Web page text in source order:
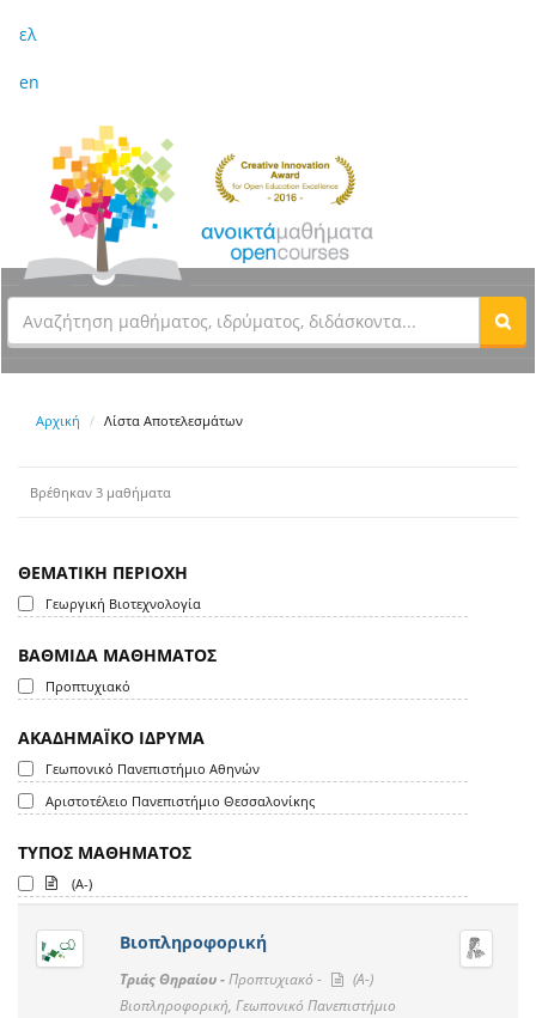
ελ
en
Αρχική Λίστα Αποτελεσμάτων
Βρέθηκαν 3 μαθήματα
ΘΕΜΑΤΙΚΗ ΠΕΡΙΟΧΗ
Γεωργική Βιοτεχνολογία
ΒΑΘΜΙΔΑ ΜΑΘΗΜΑΤΟΣ
Προπτυχιακό
ΑΚΑΔΗΜΑΪΚΟ ΙΔΡΥΜΑ
Γεωπονικό Πανεπιστήμιο Αθηνών
Αριστοτέλειο Πανεπιστήμιο Θεσσαλονίκης
ΤΥΠΟΣ ΜΑΘΗΜΑΤΟΣ
(A-)
Βιοπληροφορική
Τριάς Θηραίου -Προπτυχιακό -
(A-)
Βιοπληροφορική, Γεωπονικό Πανεπιστήμιο